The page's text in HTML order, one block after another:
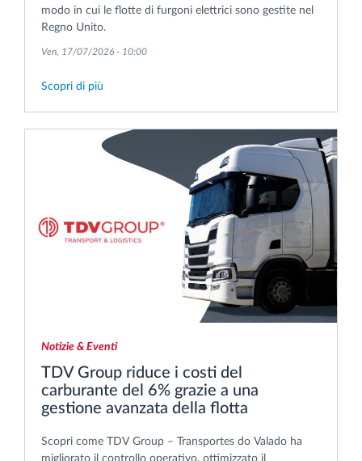
modo in cui le flotte di furgoni elettrici sono gestite nel
Regno Unito.
Ven, 17/07/2026 - 10:00
Scopri di più
Notizie & Eventi
TDV Group riduce i costi del
carburante del 6% grazie a una
gestione avanzata della flotta
Scopri come TDV Group – Transportes do Valado ha
migliorato il controllo operativo, ottimizzato il